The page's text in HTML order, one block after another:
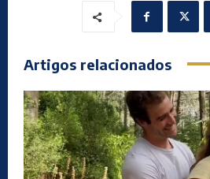
Artigos relacionados